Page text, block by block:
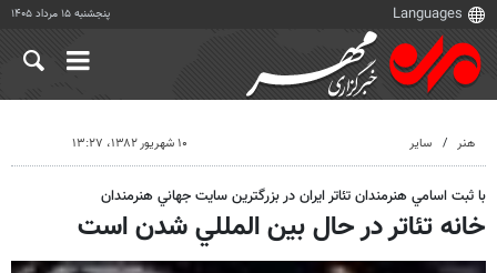
پنجشنبه ۱۵ مرداد ۱۴۰۵
هنر سایر ۱۰ شهریور ۱۳۸۲، ۱۳:۲۷
با ثبت اسامي هنرمندان تئاتر ايران در بزرگترين سايت جهاني هنرمندان
خانه تئاتر در حال بين المللي شدن است